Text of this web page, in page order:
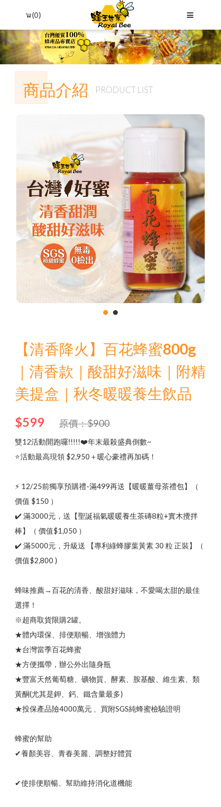
(0)
Menu
品牌故事
商品介紹
本
月
優
惠
｜
蜂
狂
年
中
慶
✦
優
惠
7
/
2
0
止
熱
銷
蜂
王
乳
系
列
✦
買
3
盒
送
蜂
膠
葉
黃素
冰糖／黑糖茶磚✦買1送1
台灣純蜂蜜✦第2件6折
熱
銷
N
o
.
1
頂
級
蜂
王
乳
+
日
本
芝
麻
素
✦
好
眠
養
顏
三日齡蜂王漿/純蜂王乳膠囊
綠蜂膠葉黃素 ✦ 美國實證專利配方
高
濃
度
巴
西
綠
蜂
膠
（
噴
劑
/
滴
劑
/
膠
囊
/
4
0
0
億
益
生
菌
）
100% 頂級蒲鹽蜂花粉
100% 台灣頂級純蜂蜜高山野花冬蜜｜國際三星認證
龍眼蜜｜國際三星認證
荔枝蜜
百花蜜
陳釀蜂蜜醋
陳釀蜂蜜醋
養
生
黑
糖
/
冰
糖
茶
磚
（
蜂
蜜
菊
花
/
桂
圓
紅
棗
薑
母
茶
）
蜂蜜枇杷潤喉糖/蜂膠青草硬喉糖
節慶生日送禮 ✦ 精美禮盒
企
業
大
宗
採
購
免
付
費
專
線
0
8
0
0
-
8
9
9
8
2
8
最新優惠
最新優惠
會員獨享
食用說明
特約專區
問與答
聯絡我們
其他說明
會員需知
貨幣轉換
Language
中文
English
日文
한국어
商品介紹 PRODUCT LIST
1 2
【清香降火】百花蜂蜜800g
｜清香款｜酸甜好滋味｜附精
美提盒｜秋冬暖暖養生飲品
$599 原價：$900
雙12活動開跑囉!!!!!❤️年末最殺盛典倒數~
⭐活動最高現領 $2,950＋暖心豪禮再加碼！
⚡ 12/25前獨享預購禮-滿499再送【暖暖薑母茶禮包】（
價值 $150 ）
✔️ 滿3000元，送【聖誕福氣暖暖養生茶磚8粒+實木攪拌
棒】（ 價值$1,050 ）
✔️ 滿5000元，升級送 【專利綠蜂膠葉黃素 30 粒 正裝】（
價值$2,800 )
蜂味推薦→百花的清香、酸甜好滋味，不愛喝太甜的最佳
選擇！
※超商取貨限購2罐。
★體內環保、排便順暢、增強體力
★台灣當季百花蜂蜜
★方便攜帶，辦公外出隨身瓶
★豐富天然葡萄糖、礦物質、酵素、胺基酸、維生素、類
黃酮(尤其是鉀、鈣、鐵含量最多)
★投保產品險4000萬元 、買附SGS純蜂蜜檢驗證明
蜂蜜的幫助
✔養顏美容、青春美麗、調整好體質
✔使排便順暢、幫助維持消化道機能